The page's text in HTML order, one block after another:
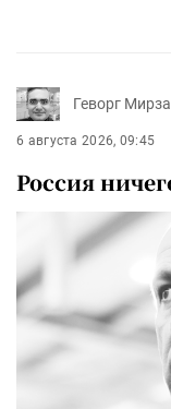
Геворг
6 августа 2026, 09:45
Россия